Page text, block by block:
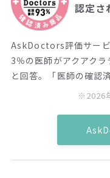
認定さ
AskDoctors評価サー
3％の医師がアクアクラ
と回答。「医師の確認
※2026